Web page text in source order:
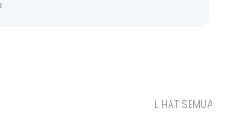
LIHAT SEMUA